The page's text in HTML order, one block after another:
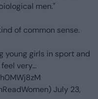
men."
of common sense.
young girls in sport and
very…
July 23,